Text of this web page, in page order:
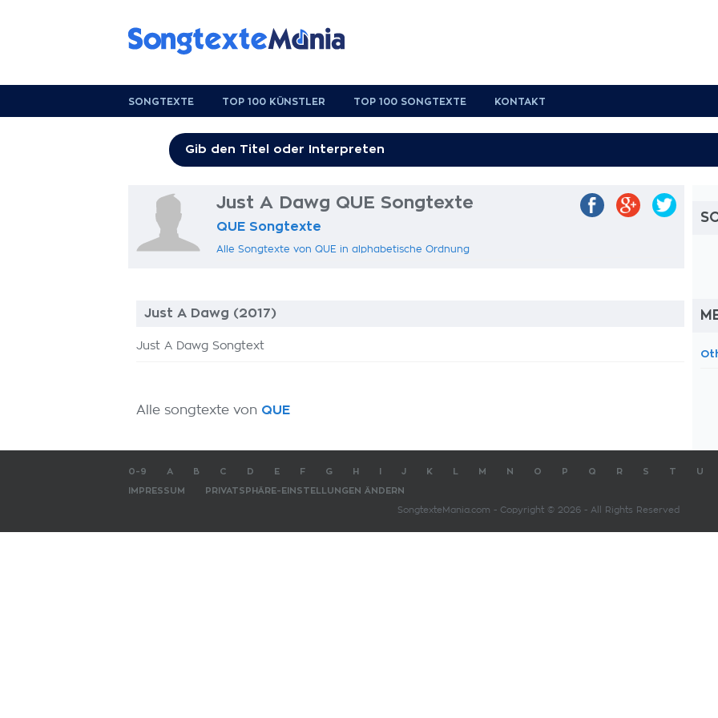
SONGTEXTE TOP 100 KÜNSTLER TOP 100 SONGTEXTE KONTAKT
Just A Dawg QUE Songtexte
QUE Songtexte
Alle Songtexte von QUE in alphabetische Ordnung
Just A Dawg (2017)
Just A Dawg Songtext
Alle songtexte von QUE
0-9 A B C D E F G H J K M N O P Q R S T U
IMPRESSUM PRIVATSPHÄRE-EINSTELLUNGEN ÄNDERN
SongtexteMania.com - Copyright © 2026 - All Rights Reserved